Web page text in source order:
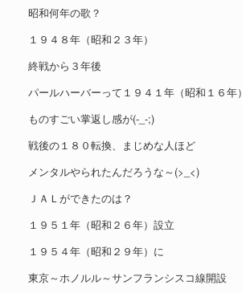
昭和何年の歌？
１９４８年（昭和２３年）
終戦から３年後
パールハーバーって１９４１年（昭和１６年）
ものすごい掌返し感が(-_-;)
戦後の１８０転換、まじめな人ほど
メンタルやられたんだろうな～(>_<)
ＪＡＬができたのは？
１９５１年（昭和２６年）設立
１９５４年（昭和２９年）に
東京～ホノルル～サンフランシスコ線開設